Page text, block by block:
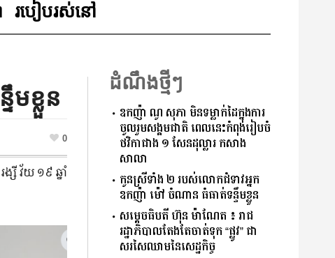
របៀបរស់នៅ
ខ្លួន
0
សី វ័យ ១៩ ឆ្នាំ
ដំណឹងថ្មីៗ
ឧកញ៉ា ណូ សុភា មិនទម្លាក់ដៃក្នុងការ
ចូលរួមសង្គមជាតិ ពេលនេះកំពុងរៀបចំ
ថវិកាជាង ១ សែនដុល្លារ កសាង
សាលា
កូនស្រីទាំង ២ របស់លោកជំទាវអ្នក
ឧកញ៉ា ម៉ៅ ចំណាន ធំធាត់​ទន្ទឹម​ខ្លួន
សម្ដេចធិបតី ហ៊ុន ម៉ាណែត ៖ រាជ
រដ្ឋាភិបាលតែងតែចាត់ទុក “ផ្លូវ” ជា
សរសៃឈាមនៃសេដ្ឋកិច្ច